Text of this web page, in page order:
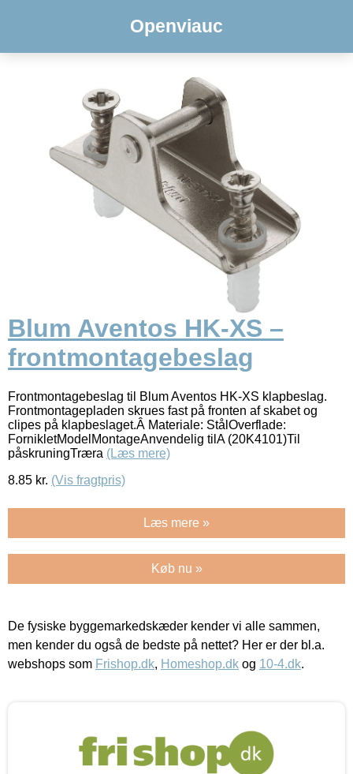
Openviauc
Blum Aventos HK-XS –
frontmontagebeslag
Frontmontagebeslag til Blum Aventos HK-XS klapbeslag.
Frontmontagepladen skrues fast på fronten af skabet og
clipes på klapbeslaget.Â Materiale: StålOverflade:
FornikletModelMontageAnvendelig tilA (20K4101)Til
påskruningTræra (Læs mere)
8.85 kr. (Vis fragtpris)
Læs mere »
Køb nu »
De fysiske byggemarkedskæder kender vi alle sammen,
men kender du også de bedste på nettet? Her er der bl.a.
webshops som Frishop.dk, Homeshop.dk og 10-4.dk.